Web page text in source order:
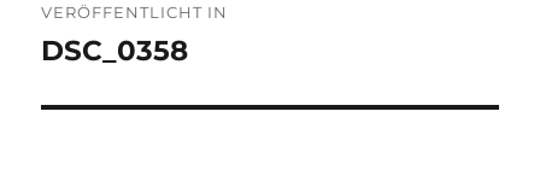
VERÖFFENTLICHT IN
DSC_0358